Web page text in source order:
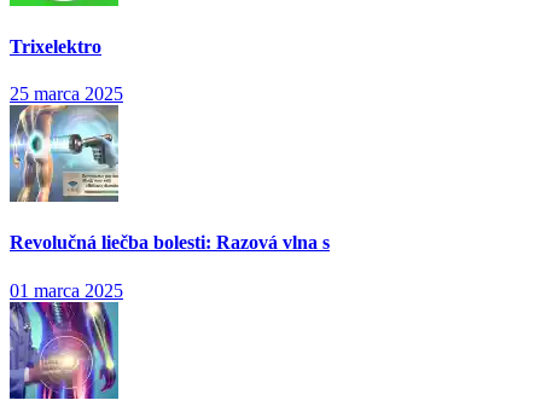
Trixelektro
25 marca 2025
Revolučná liečba bolesti: Razová vlna s
01 marca 2025